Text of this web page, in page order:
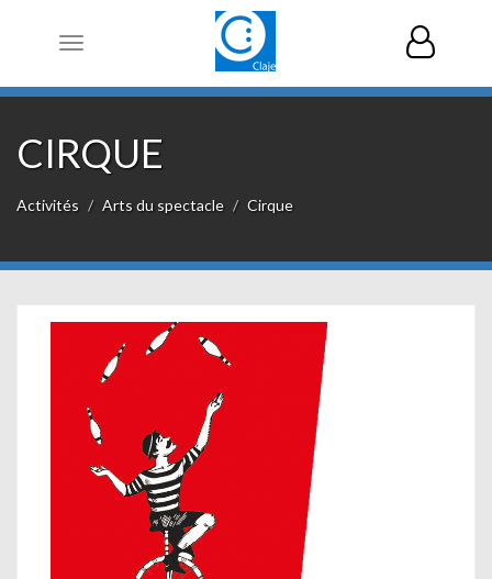
Toggle
CIRQUE
Activités Arts du spectacle Cirque